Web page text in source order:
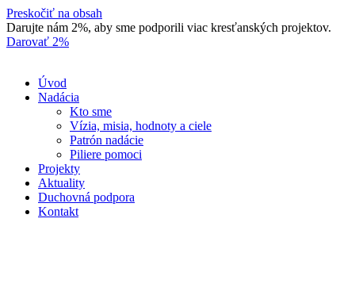
Preskočiť na obsah
Darujte nám 2%, aby sme podporili viac kresťanských projektov.
Darovať 2%
Úvod
Nadácia
Kto sme
Vízia, misia, hodnoty a ciele
Patrón nadácie
Piliere pomoci
Projekty
Aktuality
Duchovná podpora
Kontakt